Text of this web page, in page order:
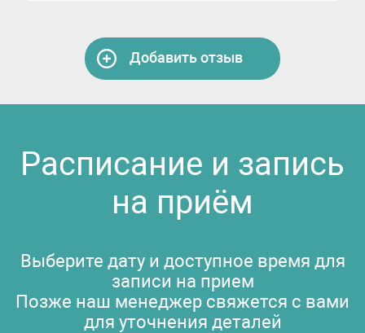
Добавить отзыв
Расписание и запись
на приём
Выберите дату и доступное время для
записи на прием
Позже наш менеджер свяжется с вами
для уточнения деталей